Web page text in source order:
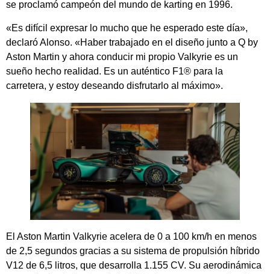
se proclamó campeón del mundo de karting en 1996.
«Es difícil expresar lo mucho que he esperado este día»,
declaró Alonso. «Haber trabajado en el diseño junto a Q by
Aston Martin y ahora conducir mi propio Valkyrie es un
sueño hecho realidad. Es un auténtico F1® para la
carretera, y estoy deseando disfrutarlo al máximo».
El Aston Martin Valkyrie acelera de 0 a 100 km/h en menos
de 2,5 segundos gracias a su sistema de propulsión híbrido
V12 de 6,5 litros, que desarrolla 1.155 CV. Su aerodinámica